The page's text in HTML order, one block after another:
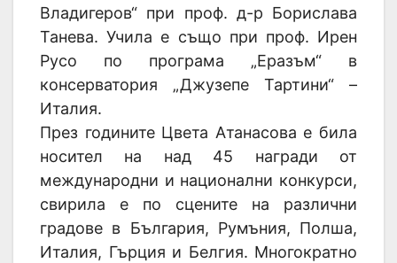
Владигеров“ при проф. д-р Борислава
Танева. Учила е също при проф. Ирен
Русо по програма „Еразъм“ в
консерватория „Джузепе Тартини“ –
Италия.
През годините Цвета Атанасова е била
носител на над 45 награди от
международни и национални конкурси,
свирила е по сцените на различни
градове в България, Румъния, Полша,
Италия, Гърция и Белгия. Многократно